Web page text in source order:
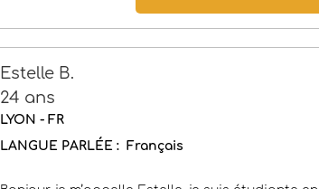
Estelle B.
24 ans
LYON - FR
LANGUE PARLÉE : Français